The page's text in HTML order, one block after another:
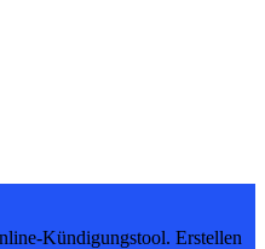
Kündigungstool. Erstellen